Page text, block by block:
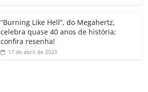
o
m
“Burning Like Hell”, do Megahertz,
celebra quase 40 anos de história;
confira resenha!
17 de abril de 2023